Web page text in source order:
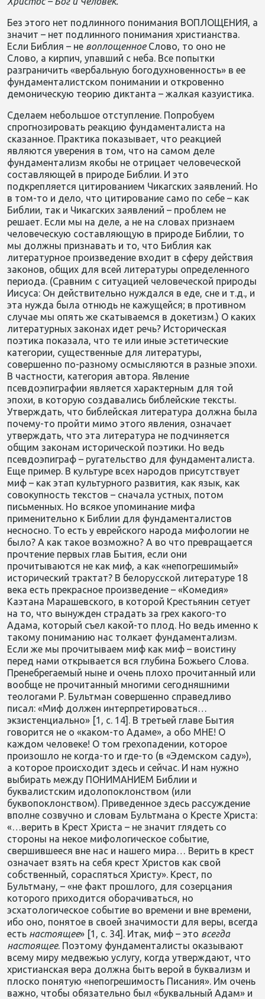
Без этого нет подлинного понимания ВОПЛОЩЕНИЯ, а
значит – нет подлинного понимания христианства.
Если Библия – не воплощенноеСлово, то оно не
Слово, а кирпич, упавший с неба. Все попытки
разграничить «вербальную богодухновенность» в ее
фундаменталистском понимании и откровенно
демоническую теорию диктанта – жалкая казуистика.
Сделаем небольшое отступление. Попробуем
спрогнозировать реакцию фундаменталиста на
сказанное. Практика показывает, что реакцией
являются уверения в том, что на самом деле
фундаментализм якобы не отрицает человеческой
составляющей в природе Библии. И это
подкрепляется цитированием Чикагских заявлений. Но
в том-то и дело, что цитирование само по себе – как
Библии, так и Чикагских заявлений – проблем не
решает. Если мы на деле, а не на словах признаем
человеческую составляющую в природе Библии, то
мы должны признавать и то, что Библия как
литературное произведение входит в сферу действия
законов, общих для всей литературы определенного
периода. (Сравним с ситуацией человеческой природы
Иисуса: Он действительно нуждался в еде, сне и т.д., и
эта нужда была отнюдь не кажущейся; в противном
случае мы опять же скатываемся в докетизм.) О каких
литературных законах идет речь? Историческая
поэтика показала, что те или иные эстетические
категории, существенные для литературы,
совершенно по-разному осмысляются в разные эпохи.
В частности, категория автора. Явление
псевдоэпиграфии является характерным для той
эпохи, в которую создавались библейские тексты.
Утверждать, что библейская литература должна была
почему-то пройти мимо этого явления, означает
утверждать, что эта литература не подчиняется
общим законам исторической поэтики. Но ведь
псевдоэпиграф – ругательство для фундаменталиста.
Еще пример. В культуре всех народов присутствует
миф – как этап культурного развития, как язык, как
совокупность текстов – сначала устных, потом
письменных. Но всякое упоминание мифа
применительно к Библии для фундаменталистов
несносно. То есть у еврейского народа мифологии не
было? А как такое возможно? А во что превращается
прочтение первых глав Бытия, если они
прочитываются не как миф, а как «непогрешимый»
исторический трактат? В белорусской литературе 18
века есть прекрасное произведение – «Комедия»
Каэтана Марашевского, в которой Крестьянин сетует
на то, что вынужден страдать за грех какого-то
Адама, который съел какой-то плод. Но ведь именно к
такому пониманию нас толкает фундаментализм.
Если же мы прочитываем миф как миф – воистину
перед нами открывается вся глубина Божьего Слова.
Пренебрегаемый ныне и очень плохо прочитанный или
вообще не прочитанный многими сегодняшними
теологами Р. Бультман совершенно справедливо
писал: «Миф должен интерпретироваться…
экзистенциально» [1, с. 14]. В третьей главе Бытия
говорится не о «каком-то Адаме», а обо МНЕ! О
каждом человеке! О том грехопадении, которое
произошло не когда-то и где-то (в «Эдемском саду»),
а которое происходит здесь и сейчас. И нам нужно
выбирать между ПОНИМАНИЕМ Библии и
буквалистским идолопоклонством (или
буквопоклонством). Приведенное здесь рассуждение
вполне созвучно и словам Бультмана о Кресте Христа:
«…верить в Крест Христа – не значит глядеть со
стороны на некое мифологическое событие,
свершившееся вне нас и нашего мира… Верить в крест
означает взять на себя крест Христов как свой
собственный, сораспяться Христу». Крест, по
Бультману, – «не факт прошлого, для созерцания
которого приходится оборачиваться, но
эсхатологическое событие во времени и вне времени,
ибо оно, понятое в своей значимости для веры, всегда
есть настоящее» [1, с. 34]. Итак, миф – это всегда
настоящее. Поэтому фундаменталисты оказывают
всему миру медвежью услугу, когда утверждают, что
христианская вера должна быть верой в буквализм и
плоско понятую «непогрешимость Писания». Им очень
важно, чтобы обязательно был «буквальный Адам» и